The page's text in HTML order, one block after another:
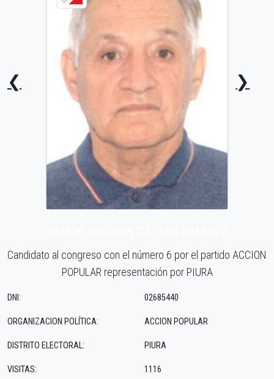
❮ ❯
Candidato al congreso con el número 6 por el partido ACCION
POPULAR representación por PIURA
DNI:
ORGANIZACION POLÍTICA:
DISTRITO ELECTORAL:
VISITAS:
02685440
ACCION POPULAR
PIURA
1116